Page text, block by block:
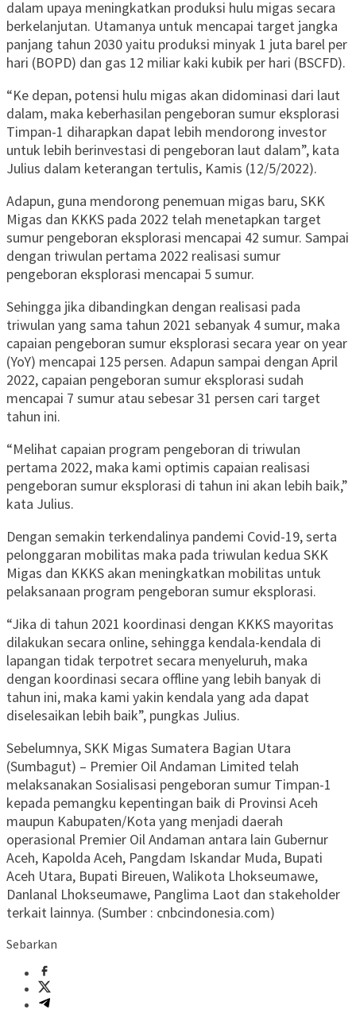
dalam upaya meningkatkan produksi hulu migas secara
berkelanjutan. Utamanya untuk mencapai target jangka
panjang tahun 2030 yaitu produksi minyak 1 juta barel per
hari (BOPD) dan gas 12 miliar kaki kubik per hari (BSCFD).
“Ke depan, potensi hulu migas akan didominasi dari laut
dalam, maka keberhasilan pengeboran sumur eksplorasi
Timpan-1 diharapkan dapat lebih mendorong investor
untuk lebih berinvestasi di pengeboran laut dalam”, kata
Julius dalam keterangan tertulis, Kamis (12/5/2022).
Adapun, guna mendorong penemuan migas baru, SKK
Migas dan KKKS pada 2022 telah menetapkan target
sumur pengeboran eksplorasi mencapai 42 sumur. Sampai
dengan triwulan pertama 2022 realisasi sumur
pengeboran eksplorasi mencapai 5 sumur.
Sehingga jika dibandingkan dengan realisasi pada
triwulan yang sama tahun 2021 sebanyak 4 sumur, maka
capaian pengeboran sumur eksplorasi secara year on year
(YoY) mencapai 125 persen. Adapun sampai dengan April
2022, capaian pengeboran sumur eksplorasi sudah
mencapai 7 sumur atau sebesar 31 persen cari target
tahun ini.
“Melihat capaian program pengeboran di triwulan
pertama 2022, maka kami optimis capaian realisasi
pengeboran sumur eksplorasi di tahun ini akan lebih baik,”
kata Julius.
Dengan semakin terkendalinya pandemi Covid-19, serta
pelonggaran mobilitas maka pada triwulan kedua SKK
Migas dan KKKS akan meningkatkan mobilitas untuk
pelaksanaan program pengeboran sumur eksplorasi.
“Jika di tahun 2021 koordinasi dengan KKKS mayoritas
dilakukan secara online, sehingga kendala-kendala di
lapangan tidak terpotret secara menyeluruh, maka
dengan koordinasi secara offline yang lebih banyak di
tahun ini, maka kami yakin kendala yang ada dapat
diselesaikan lebih baik”, pungkas Julius.
Sebelumnya, SKK Migas Sumatera Bagian Utara
(Sumbagut) – Premier Oil Andaman Limited telah
melaksanakan Sosialisasi pengeboran sumur Timpan-1
kepada pemangku kepentingan baik di Provinsi Aceh
maupun Kabupaten/Kota yang menjadi daerah
operasional Premier Oil Andaman antara lain Gubernur
Aceh, Kapolda Aceh, Pangdam Iskandar Muda, Bupati
Aceh Utara, Bupati Bireuen, Walikota Lhokseumawe,
Danlanal Lhokseumawe, Panglima Laot dan stakeholder
terkait lainnya. (Sumber : cnbcindonesia.com)
Sebarkan